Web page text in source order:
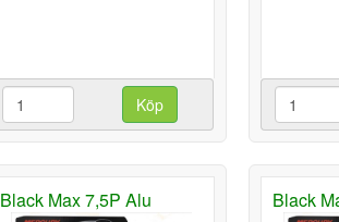
Köp
Black Max 7,5P Alu Black